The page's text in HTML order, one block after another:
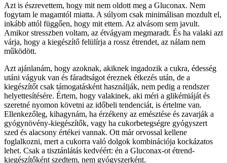
Azt is észrevettem, hogy mit nem oldott meg a Gluconax. Nem
fogytam le magamtól miatta. A súlyom csak minimálisan mozdult el,
inkább attól függően, hogy mit ettem. Az alvásom sem javult.
Amikor stresszben voltam, az étvágyam megmaradt. És ha valaki azt
várja, hogy a kiegészítő felülírja a rossz étrendet, az nálam nem
működött.
Azt ajánlanám, hogy azoknak, akiknek ingadozik a cukra, édesség
utáni vágyuk van és fáradtságot éreznek étkezés után, de a
kiegészítőt csak támogatásként használják, nem pedig a rendszer
helyettesítésére. Értem, hogy valakinek, aki méri a glikémiáját és
szeretné nyomon követni az időbeli tendenciát, is értelme van.
Ellenkezőleg, kihagynám, ha érzékeny az emésztése és zavarják a
gyógynövény-kiegészítők, vagy ha cukorbetegségre gyógyszert
szed és alacsony értékei vannak. Ott már orvossal kellene
foglalkozni, mert a cukorra való dolgok kombinációja kockázatos
lehet. Csak a tisztánlátás kedvéért: én a Gluconax-ot étrend-
kiegészítőként szedtem, nem gyógyszerként.